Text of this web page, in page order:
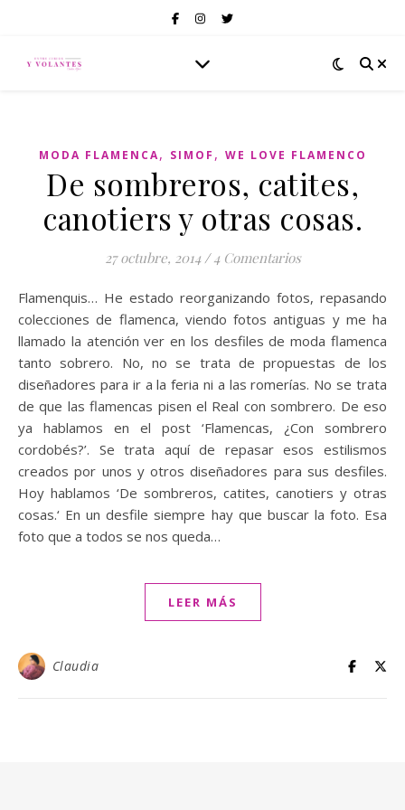
MODA FLAMENCA, SIMOF , WE LOVE FLAMENCO
De sombreros, catites,
canotiers y otras cosas.
27 octubre, 2014 / 4 Comentarios
Flamenquis… He estado reorganizando fotos, repasando
colecciones de flamenca, viendo fotos antiguas y me ha
llamado la atención ver en los desfiles de moda flamenca
tanto sobrero. No, no se trata de propuestas de los
diseñadores para ir a la feria ni a las romerías. No se trata
de que las flamencas pisen el Real con sombrero. De eso
ya hablamos en el post ‘Flamencas, ¿Con sombrero
cordobés?’. Se trata aquí de repasar esos estilismos
creados por unos y otros diseñadores para sus desfiles.
Hoy hablamos ‘De sombreros, catites, canotiers y otras
cosas.‘ En un desfile siempre hay que buscar la foto. Esa
foto que a todos se nos queda…
LEER MÁS
Claudia